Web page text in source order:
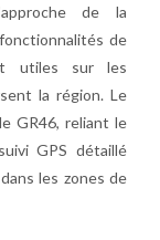
de la
de
utiles sur les
la région. Le
GR46, reliant le
GPS détaillé
les zones de